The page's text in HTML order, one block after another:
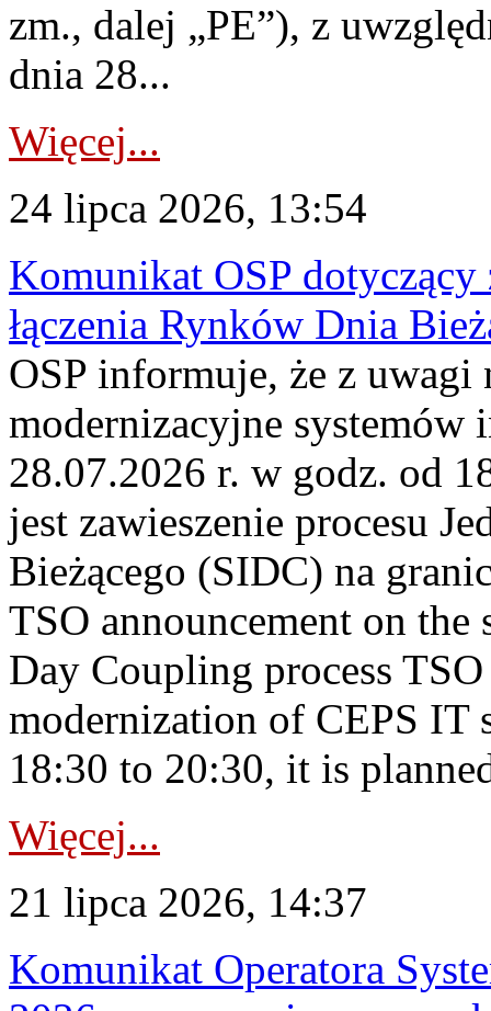
zm., dalej „PE”), z
dnia 28...
Więcej...
24 lipca 2026, 13:54
Komunikat OSP dotyczący
łączenia Rynków Dnia
OSP informuje, że z uwagi
modernizacyjne
28.07.2026 r. w godz. od
jest zawieszenie procesu
Bieżącego (SIDC) na
TSO announcement on
Day Coupling process
modernization of CEPS IT
18:30 to 20:30, it is
Więcej...
21 lipca 2026, 14:37
Komunikat Operatora